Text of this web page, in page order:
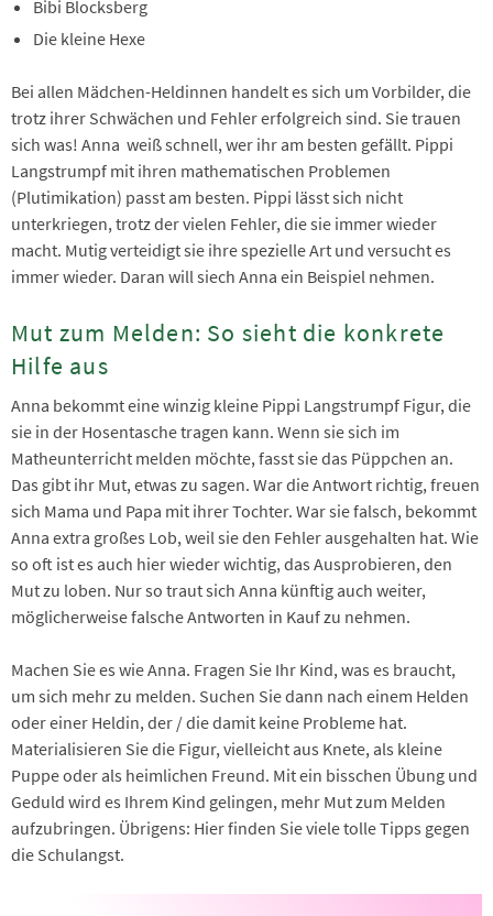
Bibi Blocksberg
Die kleine Hexe
Bei allen Mädchen-Heldinnen handelt es sich um Vorbilder, die
trotz ihrer Schwächen und Fehler erfolgreich sind. Sie trauen
sich was! Anna weiß schnell, wer ihr am besten gefällt. Pippi
Langstrumpf mit ihren mathematischen Problemen
(Plutimikation) passt am besten. Pippi lässt sich nicht
unterkriegen, trotz der vielen Fehler, die sie immer wieder
macht. Mutig verteidigt sie ihre spezielle Art und versucht es
immer wieder. Daran will siech Anna ein Beispiel nehmen.
Mut zum Melden: So sieht die konkrete
Hilfe aus
Anna bekommt eine winzig kleine Pippi Langstrumpf Figur, die
sie in der Hosentasche tragen kann. Wenn sie sich im
Matheunterricht melden möchte, fasst sie das Püppchen an.
Das gibt ihr Mut, etwas zu sagen. War die Antwort richtig, freuen
sich Mama und Papa mit ihrer Tochter. War sie falsch, bekommt
Anna extra großes Lob, weil sie den Fehler ausgehalten hat. Wie
so oft ist es auch hier wieder wichtig, das Ausprobieren, den
Mut zu loben. Nur so traut sich Anna künftig auch weiter,
möglicherweise falsche Antworten in Kauf zu nehmen.
Machen Sie es wie Anna. Fragen Sie Ihr Kind, was es braucht,
um sich mehr zu melden. Suchen Sie dann nach einem Helden
oder einer Heldin, der / die damit keine Probleme hat.
Materialisieren Sie die Figur, vielleicht aus Knete, als kleine
Puppe oder als heimlichen Freund. Mit ein bisschen Übung und
Geduld wird es Ihrem Kind gelingen, mehr Mut zum Melden
aufzubringen. Übrigens: Hier finden Sie viele tolle Tipps gegen
die Schulangst.